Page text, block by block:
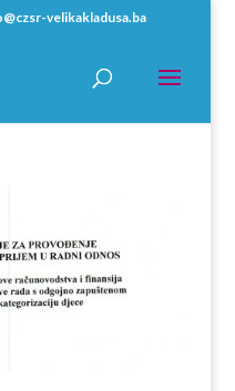
velikakladusa.ba